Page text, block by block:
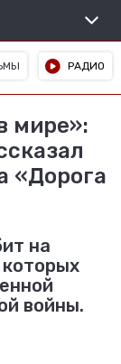
РАДИО
мире»:
«Дорога
на
войны.